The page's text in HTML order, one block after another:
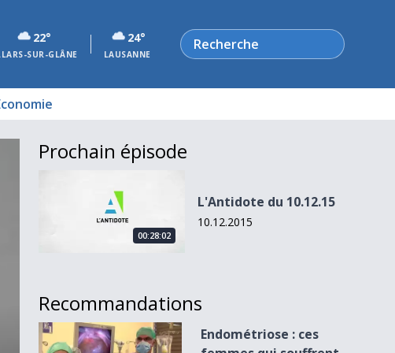
22°
SUR-GLÂNE
24°
LAUSANNE
Rechercher
Prochain épisode
00:28:02
L'Antidote du 10.12.15
10.12.2015
Recommandations
Endométriose : ces femmes qui souffrent en silence
Endométriose : ces